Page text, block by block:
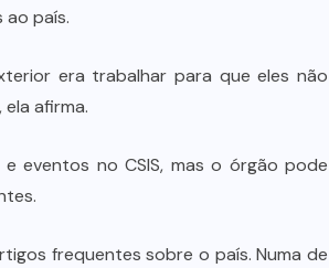
ao país.
era trabalhar para que eles não
afirma.
eventos no CSIS, mas o órgão pode
frequentes sobre o país. Numa de